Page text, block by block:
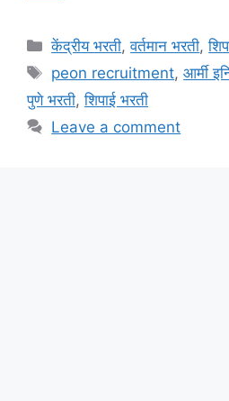
Categories
केंद्रीय भरती,वर्तमान भरती,
Tags
peon recruitment,आर्मी
पुणे भरती,शिपाई भरती
Leave a comment